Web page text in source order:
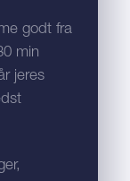
godt fra
min
jeres